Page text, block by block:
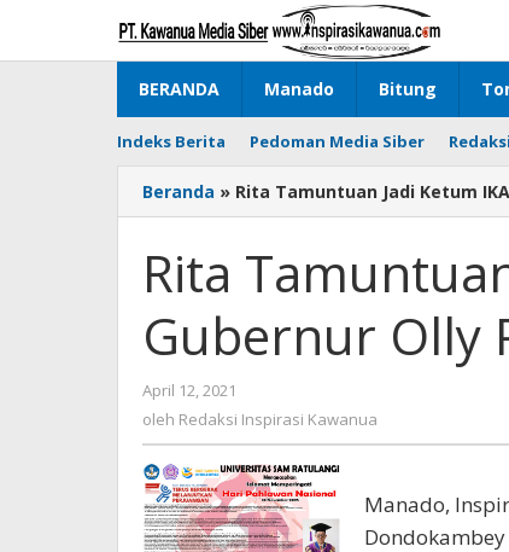
konten
BERANDA Manado Bitung
Indeks Berita Pedoman Media Siber Redaksi
Beranda » Rita Tamuntuan Jadi Ketum
Rita
Gubernur Olly
April 12, 2021
Redaksi
Inspirasi
Kawanua
oleh Redaksi Inspirasi Kawanua
Manado,